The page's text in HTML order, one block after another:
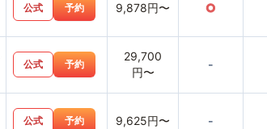
公式 予約 9,878円〜 ○
公式 予約
29,700
円〜
-
公式 予約 9,625円〜 -